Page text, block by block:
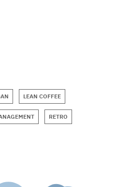
LEAN COFFEE
RETRO